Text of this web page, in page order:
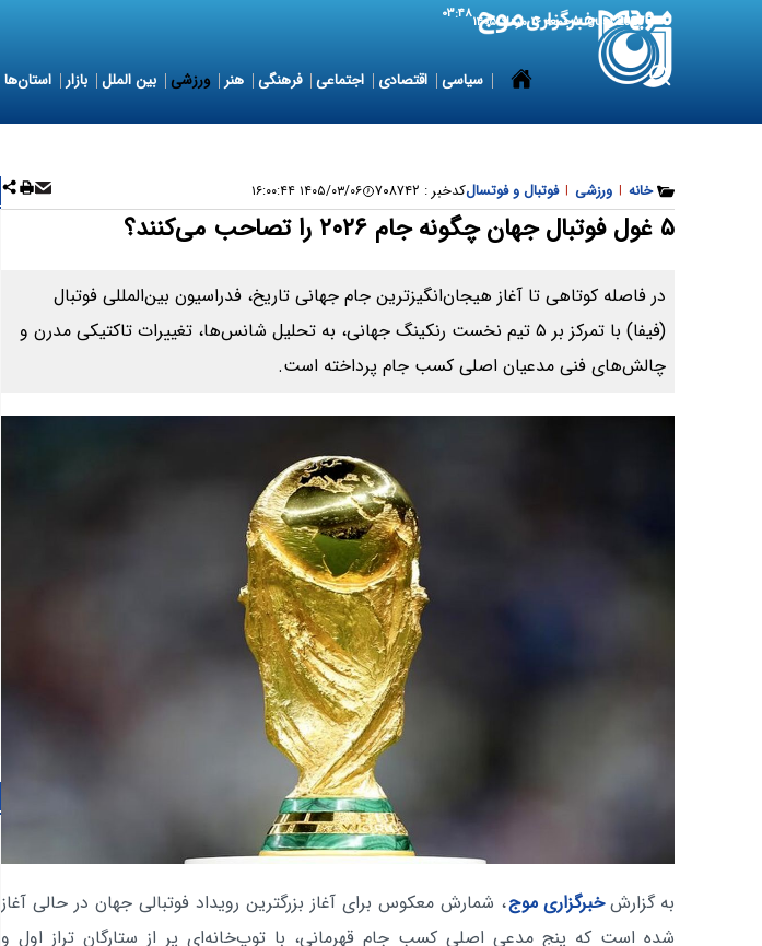
7 August 2026 جمعه ۱۶ مرداد ۱۴۰۵ ۰۳:۴۸
سیاسی اقتصادی اجتماعی فرهنگی هنر ورزشی بین الملل بازار استان‌ها
خانه | ورزشی | فوتبال و فوتسالکدخبر : ۷۰۸۷۴۲ ۱۴۰۵/۰۳/۰۶ ۱۶:۰۰:۴۴
۵ غول فوتبال جهان چگونه جام ۲۰۲۶ را تصاحب می‌کنند؟
در فاصله کوتاهی تا آغاز هیجان‌انگیزترین جام جهانی تاریخ، فدراسیون بین‌المللی فوتبال
(فیفا) با تمرکز بر ۵ تیم نخست رنکینگ جهانی، به تحلیل شانس‌ها، تغییرات تاکتیکی مدرن و
چالش‌های فنی مدعیان اصلی کسب جام پرداخته است.
به گزارشخبرگزاری موج، شمارش معکوس برای آغاز بزرگترین رویداد فوتبالی جهان در حالی آغاز
شده است که پنج مدعی اصلی کسب جام قهرمانی، با توپ‌خانه‌ای پر از ستارگان تراز اول و